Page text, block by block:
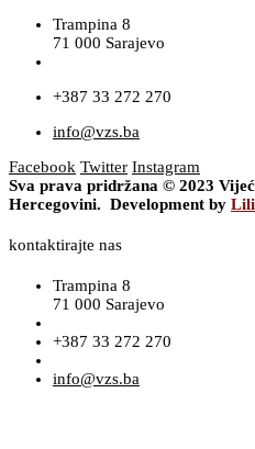
Trampina 8
71 000 Sarajevo
+387 33 272 270
info@vzs.ba
Facebook Twitter Instagram
Sva prava pridržana © 2023
Hercegovini. Development by
kontaktirajte nas
Trampina 8
71 000 Sarajevo
+387 33 272 270
info@vzs.ba